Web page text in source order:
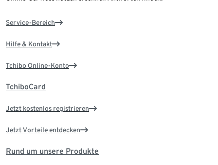
Service-Bereich
Hilfe & Kontakt
Tchibo Online-Konto
TchiboCard
Jetzt kostenlos registrieren
Jetzt Vorteile entdecken
Rund um unsere Produkte